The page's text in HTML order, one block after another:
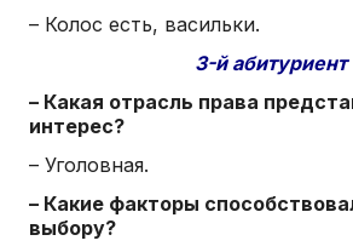
– Колос есть, васильки.
3-й абитуриент
– Какая отрасль права
интерес?
– Уголовная.
– Какие факторы
выбору?